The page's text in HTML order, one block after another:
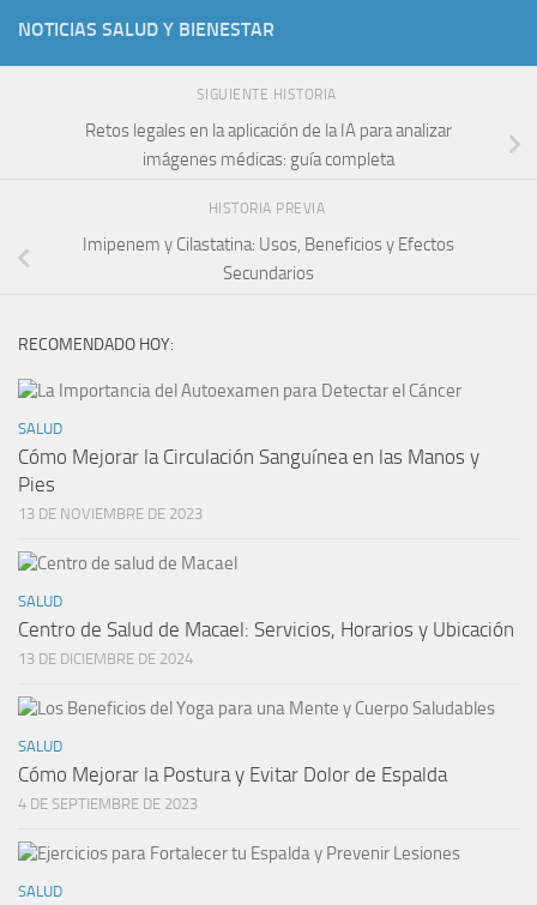
NOTICIAS SALUD Y BIENESTAR
SIGUIENTE HISTORIA
Retos legales en la aplicación de la IA para analizar
imágenes médicas: guía completa
HISTORIA PREVIA
Imipenem y Cilastatina: Usos, Beneficios y Efectos
Secundarios
RECOMENDADO HOY:
SALUD
Cómo Mejorar la Circulación Sanguínea en las Manos y
Pies
13 DE NOVIEMBRE DE 2023
SALUD
Centro de Salud de Macael: Servicios, Horarios y Ubicación
13 DE DICIEMBRE DE 2024
SALUD
Cómo Mejorar la Postura y Evitar Dolor de Espalda
4 DE SEPTIEMBRE DE 2023
SALUD